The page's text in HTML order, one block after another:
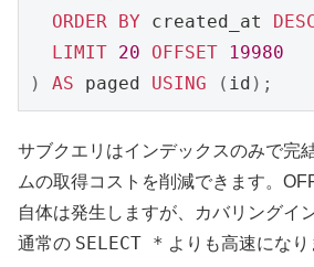
ORDER BY created_at
LIMIT 20 OFFSET
19980
)
AS paged USING ( id ) ;
サブクエリはインデックスのみで完
ムの取得コストを削減できます。
自体は発生しますが、カバリングイ
通常の SELECT * よりも高速になり